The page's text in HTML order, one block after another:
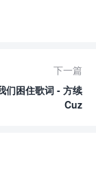
下一篇
们困住歌词 - 方续
Cuz